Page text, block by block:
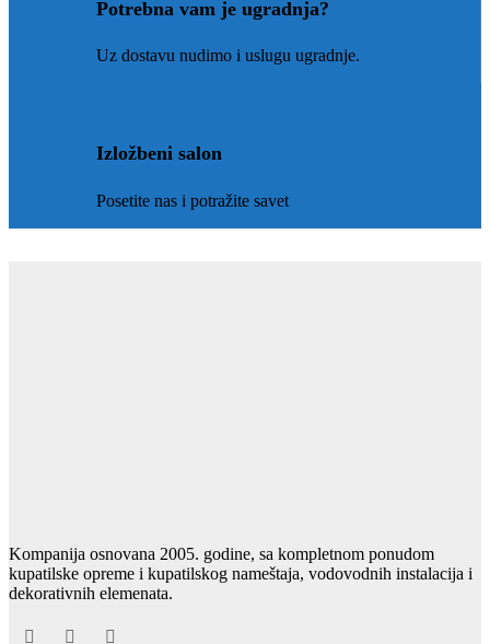
Potrebna vam je ugradnja?
Uz dostavu nudimo i uslugu ugradnje.
Izložbeni salon
Posetite nas i potražite savet
Kompanija osnovana 2005. godine, sa kompletnom ponudom
kupatilske opreme i kupatilskog nameštaja, vodovodnih instalacija i
dekorativnih elemenata.